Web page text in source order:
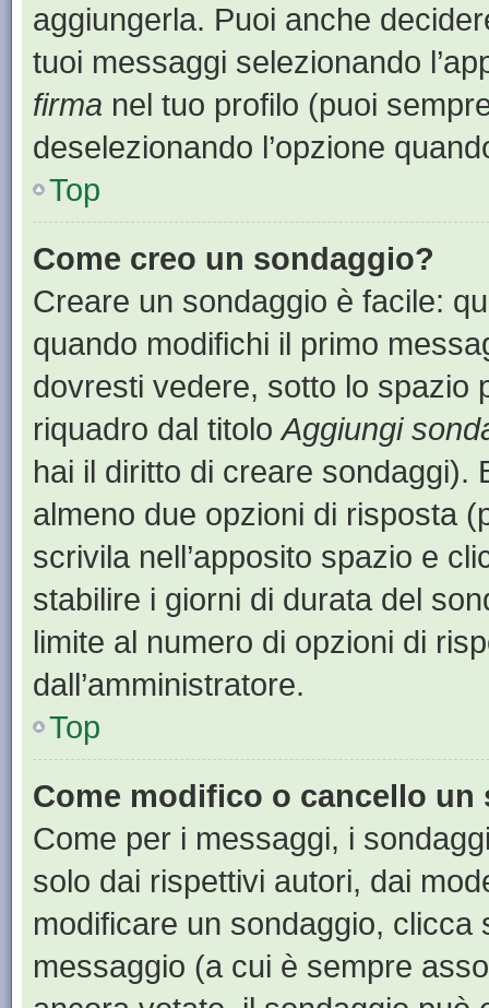
aggiungerla. Puoi anche
tuoi messaggi selezionando
firma nel tuo profilo (puoi
deselezionando l’opzione
Top
Come creo un sondaggio?
Creare un sondaggio è facile:
quando modifichi il primo
dovresti vedere, sotto lo spazio
riquadro dal titoloAggiungi
hai il diritto di creare sondaggi).
almeno due opzioni di risposta
scrivila nell’apposito spazio e
stabilire i giorni di durata del
limite al numero di opzioni di
dall’amministratore.
Top
Come modifico o cancello un
Come per i messaggi, i
solo dai rispettivi autori, dai
modificare un sondaggio,
messaggio (a cui è sempre